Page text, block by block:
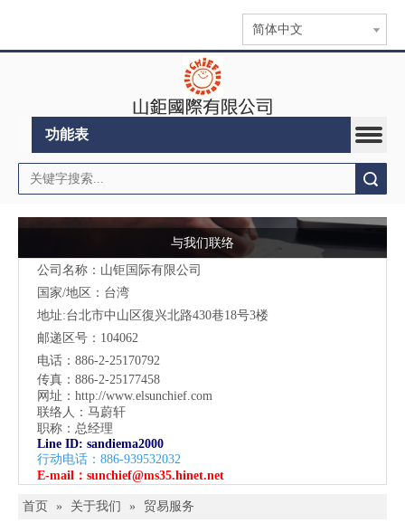
简体中文
功能表
与我们联络
公司名称：山钜国际有限公司
国家/地区：台湾
地址:台北市中山区復兴北路430巷18号3楼
邮递区号：104062
电话：886-2-25170792
传真：886-2-25177458
网址： http://www.elsunchief.com
联络人：马蔚轩
职称：总经理
Line ID: sandiema2000
行动电话：886-939532032
E-mail： sunchief@ms35.hinet.net
首页 » 关于我们 » 贸易服务